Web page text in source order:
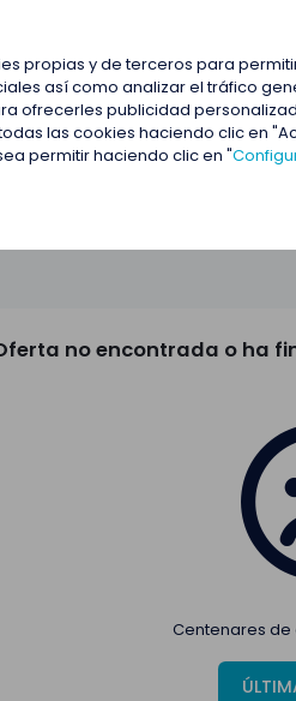
propias y de terceros para
así como analizar el tráfico
ofrecerles publicidad
las cookies haciendo clic en
permitir haciendo clic en "
no encontrada o ha
Centenares